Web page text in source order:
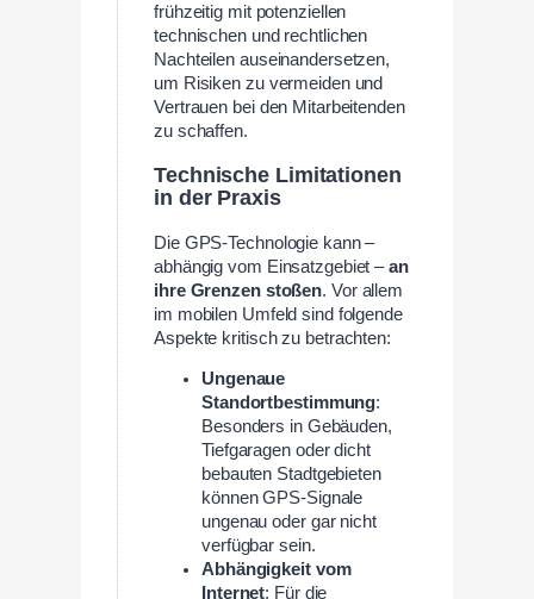
frühzeitig mit potenziellen
technischen und rechtlichen
Nachteilen auseinandersetzen,
um Risiken zu vermeiden und
Vertrauen bei den Mitarbeitenden
zu schaffen.
Technische Limitationen
in der Praxis
Die GPS-Technologie kann –
abhängig vom Einsatzgebiet –an
ihre Grenzen stoßen. Vor allem
im mobilen Umfeld sind folgende
Aspekte kritisch zu betrachten:
Ungenaue
Standortbestimmung:
Besonders in Gebäuden,
Tiefgaragen oder dicht
bebauten Stadtgebieten
können GPS-Signale
ungenau oder gar nicht
verfügbar sein.
Abhängigkeit vom
Internet: Für die